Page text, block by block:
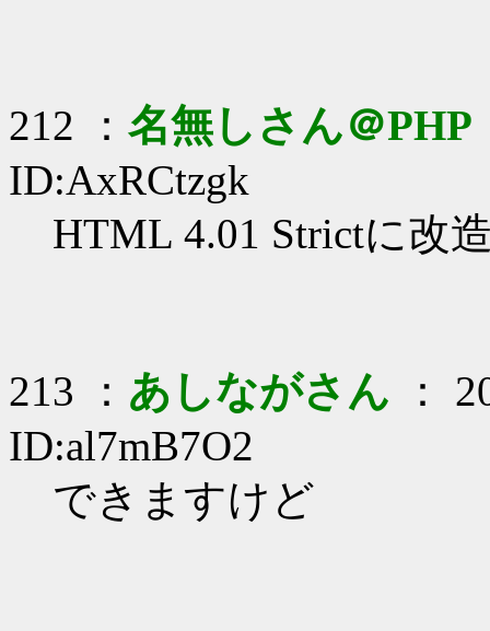
212 ： 名無しさん＠PHP
ID:AxRCtzgk
HTML 4.01 Strictに改
213 ： あしながさん ：
ID:al7mB7O2
できますけど